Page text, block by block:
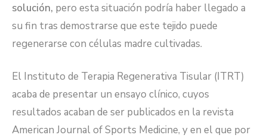
solución, pero esta situación podría haber llegado a
su fin tras demostrarse que este tejido puede
regenerarse con células madre cultivadas.
El Instituto de Terapia Regenerativa Tisular (ITRT)
acaba de presentar un ensayo clínico, cuyos
resultados acaban de ser publicados en la revista
American Journal of Sports Medicine, y en el que por